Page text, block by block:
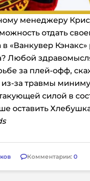
менеджеру
отдать
«Ванкувер Кэнакс»
Любой
за плей-офф,
за травмы
силой в
оставить
Комментарии: 0